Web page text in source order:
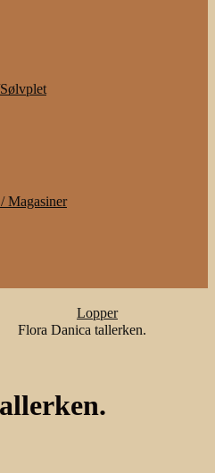
Magasiner
Lopper
Flora Danica tallerken.